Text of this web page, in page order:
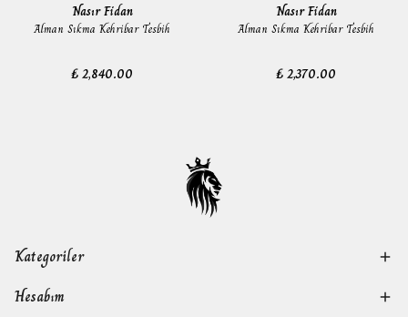
Nasır Fidan
Alman Sıkma Kehribar Tesbih
₺ 2,840.00
Nasır Fidan
Alman Sıkma Kehribar Tesbih
₺ 2,370.00
Kategoriler
Hesabım